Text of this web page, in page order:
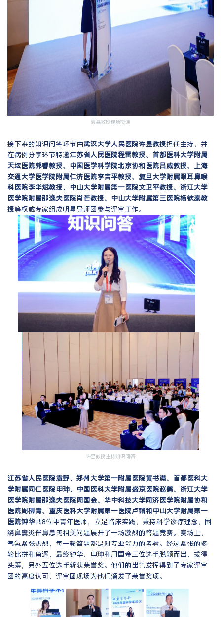
羡慕教授现场授课
接下来的知识问答环节由武汉大学人民医院许昱教授担任主持，并
在病例分享环节特邀江苏省人民医院程雷教授、首都医科大学附属
天坛医院郭睿教授、中国医学科学院北京协和医院吕威教授、上海
交通大学医学院附属仁济医院李吉平教授、复旦大学附属眼耳鼻喉
科医院李华斌教授、中山大学附属第一医院文卫平教授、浙江大学
医学院附属邵逸夫医院肖芒教授、中山大学附属第三医院杨钦泰教
授等权威专家组成明星导师团参与评审工作。
许昱教授主持知识问答
江苏省人民医院袁野、郑州大学第一附属医院黄书满、首都医科大
学附属同仁医院申珅、中国医科大学附属盛京医院赵鹤、浙江大学
医学院附属邵逸夫医院周国金、华中科技大学同济医学院附属协和
医院周柳青、重庆医科大学附属第一医院卢韬和中山大学附属第一
医院钟华共8位中青年医师，立足临床实践，秉持科学诊疗理念，围
绕鼻窦炎伴鼻息肉相关问题展开了一场激烈的答题竞赛。赛场上，
气氛紧张热烈，每一轮答题都是对专业能力的考验。经过紧张的多
轮比拼和角逐，最终钟华、申珅和周国金三位选手脱颖而出，拔得
头筹，另外五位选手斩获荣誉奖。他们的出色发挥得到了专家评审
团的高度认可，评审团现场为他们颁发了荣誉奖项。